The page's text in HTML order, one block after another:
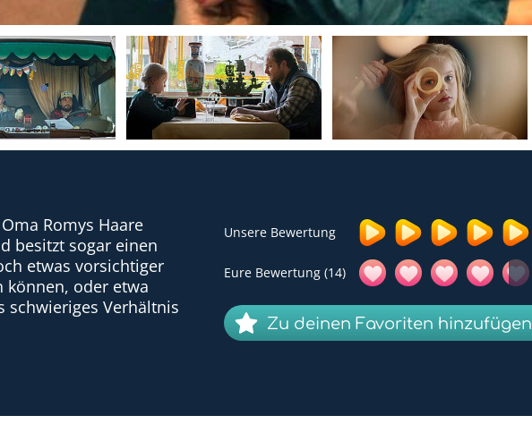
Romys Haare
besitzt sogar einen
etwas vorsichtiger
können, oder etwa
schwieriges Verhältnis
Unsere Bewertung
Eure Bewertung (14)
Zu deinen Favoriten hinzufügen